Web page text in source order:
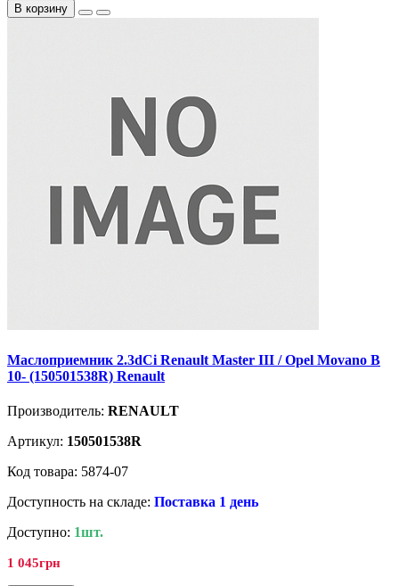
В корзину
Маслоприемник 2.3dCi Renault Master III / Opel Movano B
10- (150501538R) Renault
Производитель: RENAULT
Артикул: 150501538R
Код товара: 5874-07
Доступность на складе: Поставка 1 день
Доступно: 1шт.
1 045грн